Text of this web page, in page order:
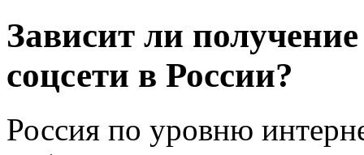
Зависит ли
соцсети в России?
Россия по уровню